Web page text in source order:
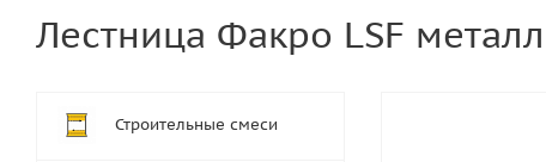
Лестница Факро LSF
Строительные смеси